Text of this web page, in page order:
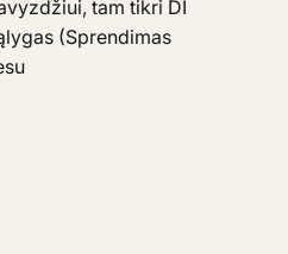
tam tikri DI
(Sprendimas